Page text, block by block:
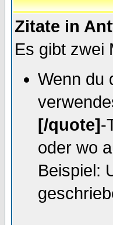
Zitate in
Es gibt zwei
Wenn du
[/quote]-
oder wo
Beispiel: